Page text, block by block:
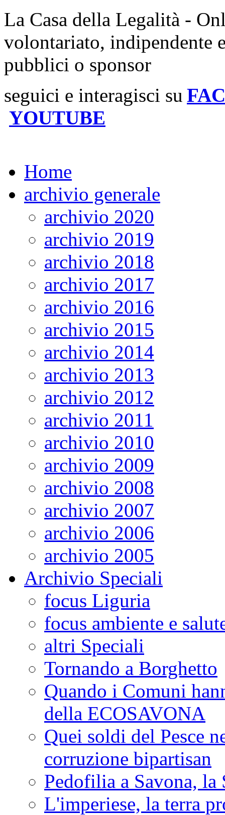
La Casa della Legalità -
volontariato, indipendente
pubblici o sponsor
seguici e interagisci su
YOUTUBE
Home
archivio generale
archivio 2020
archivio 2019
archivio 2018
archivio 2017
archivio 2016
archivio 2015
archivio 2014
archivio 2013
archivio 2012
archivio 2011
archivio 2010
archivio 2009
archivio 2008
archivio 2007
archivio 2006
archivio 2005
Archivio Speciali
focus Liguria
focus ambiente e
altri Speciali
Tornando a Borghetto
Quando i Comuni
della ECOSAVONA
Quei soldi del Pesce
corruzione bipartisan
Pedofilia a Savona, la
L'imperiese, la terra